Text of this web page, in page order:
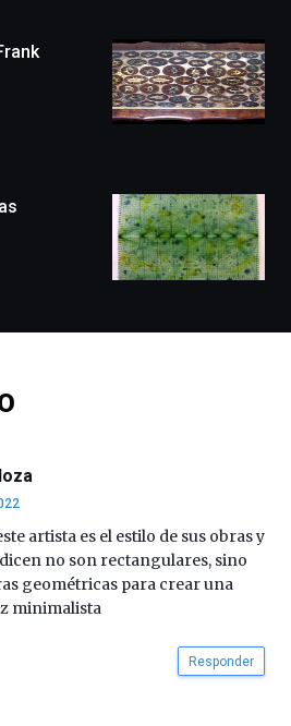
artista es el estilo de sus obras y
no son rectangulares, sino
geométricas para crear una
minimalista
Responder